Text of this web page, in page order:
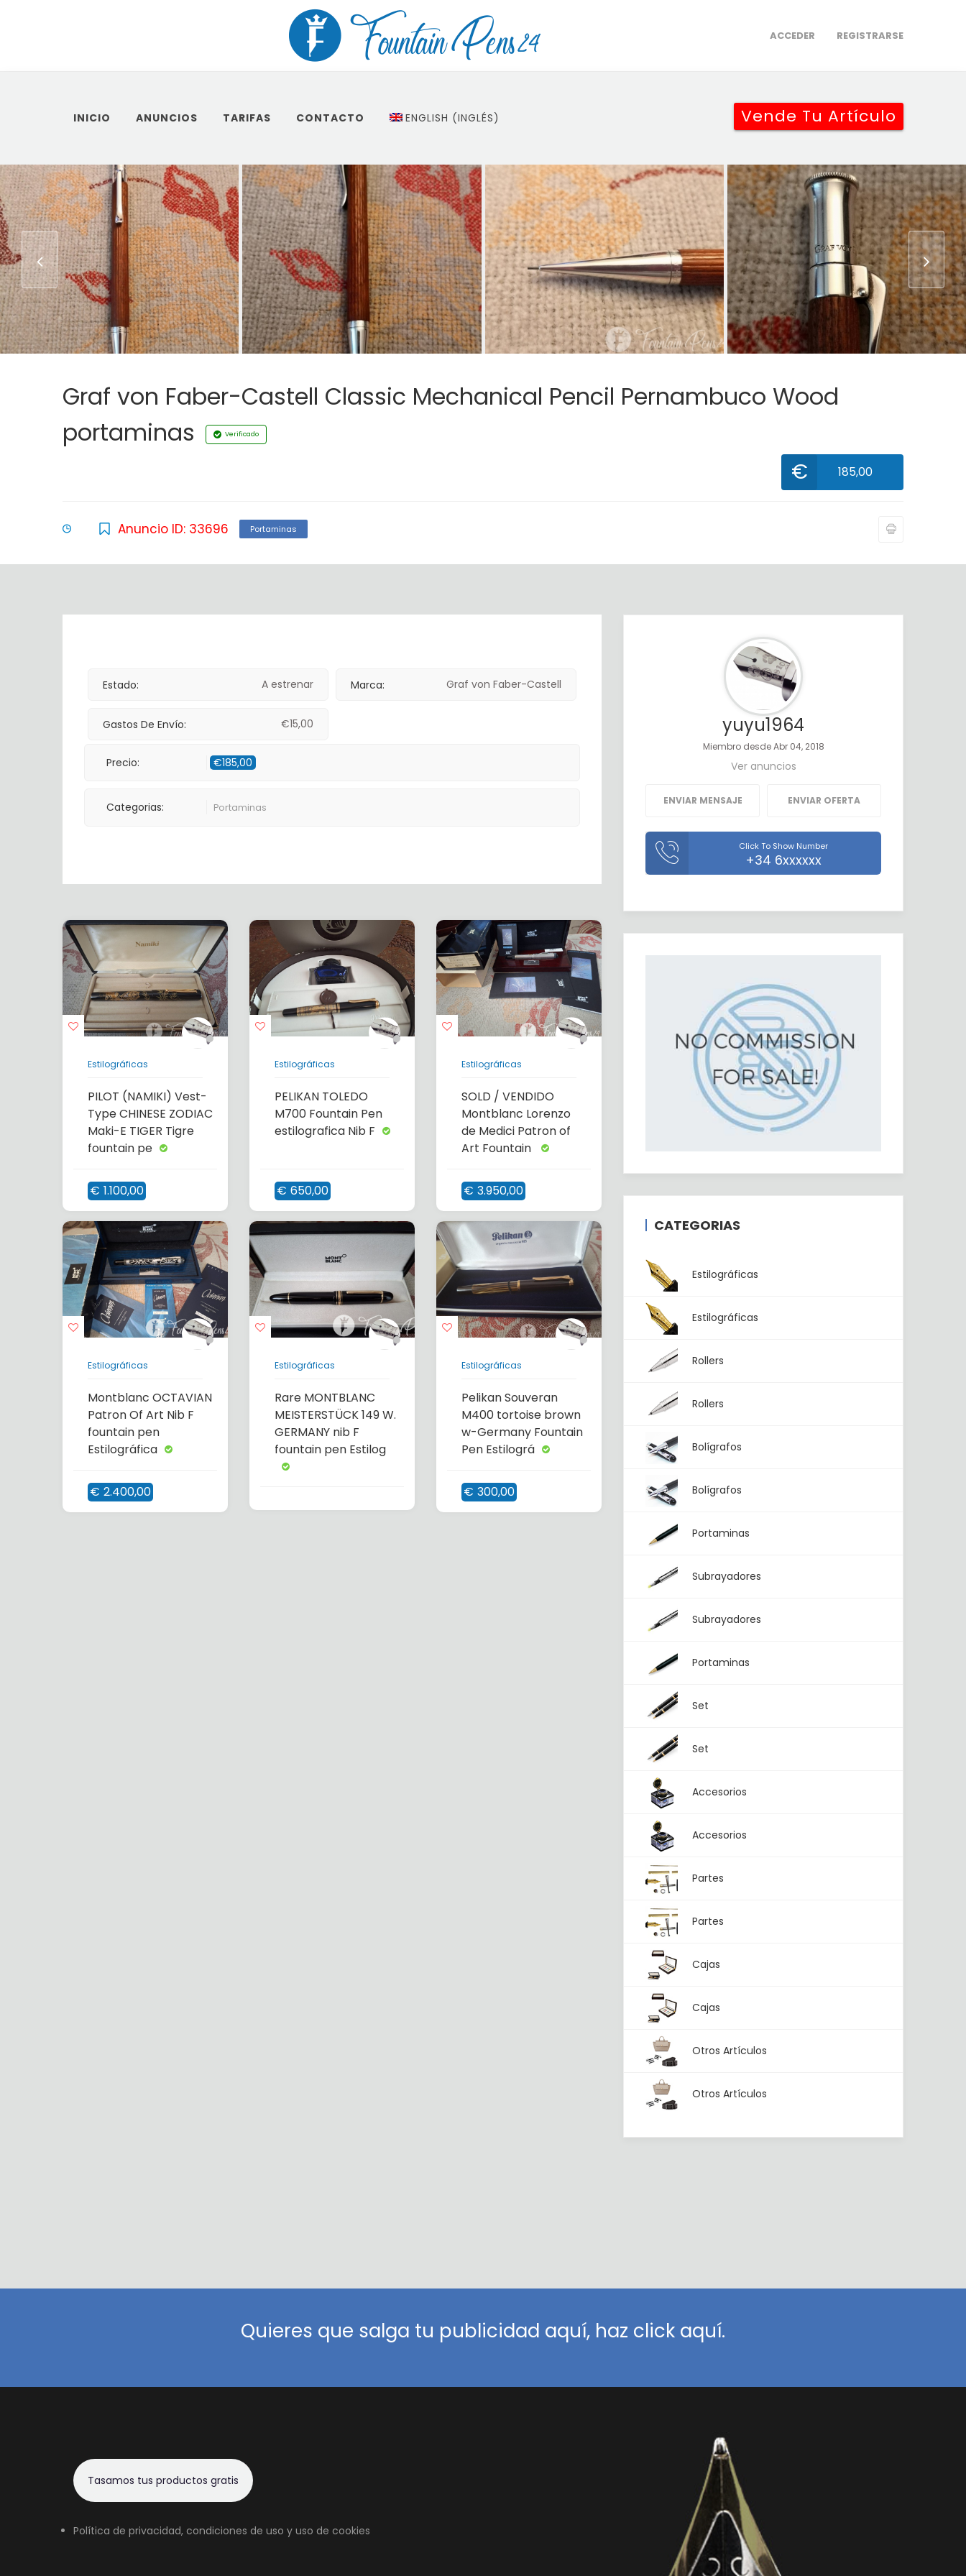
ACCEDER REGISTRARSE
INICIO ANUNCIOS TARIFAS CONTACTO ENGLISH (INGLÉS) Vende Tu Artículo
Graf von Faber-Castell Classic Mechanical Pencil Pernambuco Wood
portaminas
Verificado
€ 185,00
Anuncio ID: 33696 Portaminas
Estado: A estrenar Marca: Graf von Faber-Castell
Gastos De Envío: €15,00
Precio: €185,00
Categorias: Portaminas
Estilográficas
PILOT (NAMIKI) Vest-
Type CHINESE ZODIAC
Maki-E TIGER Tigre
fountain pe
€ 1.100,00
Estilográficas
PELIKAN TOLEDO
M700 Fountain Pen
estilografica Nib F
€ 650,00
Estilográficas
SOLD / VENDIDO
Montblanc Lorenzo
de Medici Patron of
Art Fountain
€ 3.950,00
Estilográficas
Montblanc OCTAVIAN
Patron Of Art Nib F
fountain pen
Estilográfica
€ 2.400,00
Estilográficas
Rare MONTBLANC
MEISTERSTÜCK 149 W.
GERMANY nib F
fountain pen Estilog
Estilográficas
Pelikan Souveran
M400 tortoise brown
w-Germany Fountain
Pen Estilográ
€ 300,00
yuyu1964
Miembro desde Abr 04, 2018
Ver anuncios
ENVIAR MENSAJE ENVIAR OFERTA
Click To Show Number
+34 6xxxxxx
CATEGORIAS
Estilográficas
Estilográficas
Rollers
Rollers
Bolígrafos
Bolígrafos
Portaminas
Subrayadores
Subrayadores
Portaminas
Set
Set
Accesorios
Accesorios
Partes
Partes
Cajas
Cajas
Otros Artículos
Otros Artículos
Quieres que salga tu publicidad aquí, haz click aquí.
Tasamos tus productos gratis
Política de privacidad, condiciones de uso y uso de cookies